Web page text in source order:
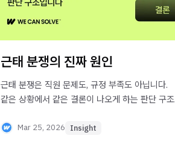
근태 분쟁의 진짜 원인
근태 분쟁은 직원 문제도, 규정 부족도 아닙니다.
같은 상황에서 같은 결론이 나오게 하는 판단 구조
Mar 25, 2026 Insight